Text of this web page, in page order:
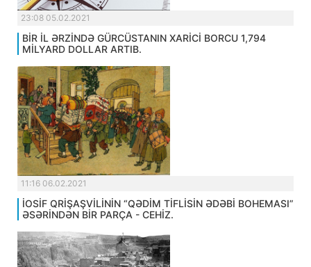
23:08 05.02.2021
BİR İL ƏRZİNDƏ GÜRCÜSTANIN XARİCİ BORCU 1,794
MİLYARD DOLLAR ARTIB.
11:16 06.02.2021
İOSİF QRİŞAŞVİLİNİN “QƏDİM TİFLİSİN ƏDƏBİ BOHEMASI”
ƏSƏRİNDƏN BİR PARÇA - CEHİZ.